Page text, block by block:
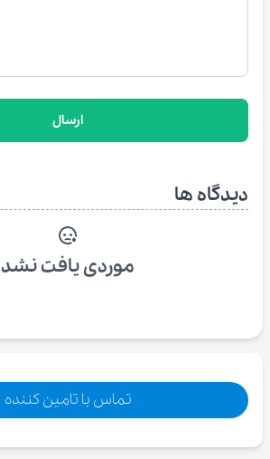
ارسال
دیدگاه ها
موردی یافت نشد
تماس با تامین کننده